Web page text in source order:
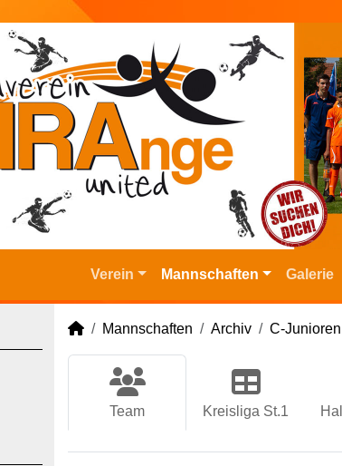
Verein Mannschaften Galerie
Mannschaften Archiv C-Junioren
Team Kreisliga St.1